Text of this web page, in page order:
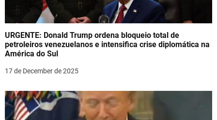
URGENTE: Donald Trump ordena bloqueio total de
petroleiros venezuelanos e intensifica crise diplomática na
América do Sul
17 de December de 2025